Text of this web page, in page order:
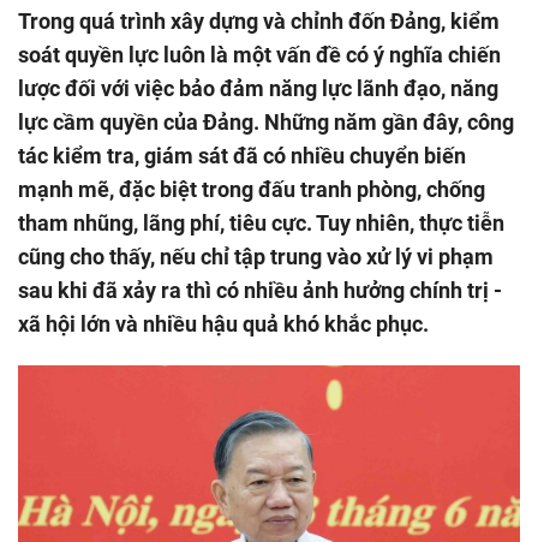
Trong quá trình xây dựng và chỉnh đốn Đảng, kiểm
soát quyền lực luôn là một vấn đề có ý nghĩa chiến
lược đối với việc bảo đảm năng lực lãnh đạo, năng
lực cầm quyền của Đảng. Những năm gần đây, công
tác kiểm tra, giám sát đã có nhiều chuyển biến
mạnh mẽ, đặc biệt trong đấu tranh phòng, chống
tham nhũng, lãng phí, tiêu cực. Tuy nhiên, thực tiễn
cũng cho thấy, nếu chỉ tập trung vào xử lý vi phạm
sau khi đã xảy ra thì có nhiều ảnh hưởng chính trị -
xã hội lớn và nhiều hậu quả khó khắc phục.